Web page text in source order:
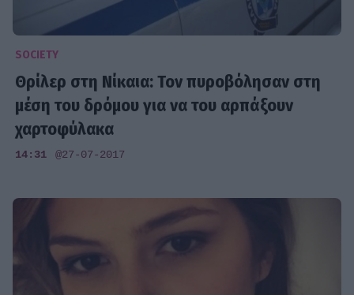
SOCIETY
Θρίλερ στη Νίκαια: Τον πυροβόλησαν στη
μέση του δρόμου για να του αρπάξουν
χαρτοφύλακα
14:31 @27-07-2017